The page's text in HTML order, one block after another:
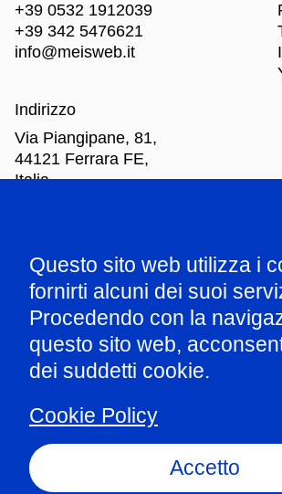
Questo sito web utilizza i
fornirti alcuni dei suoi
Procedendo con la
questo sito web,
dei suddetti cookie.
Cookie Policy
Accetto
+39 0532 1912039
+39 342 5476621
info@meisweb.it
Indirizzo
Via Piangipane, 81,
44121 Ferrara FE,
Italia
Mar-Dom: dalle 10.00 alle 18.00
Parla con il nostro staff
Amministrazione trasparente
Informazioni ex art.1 comma 125 L124/